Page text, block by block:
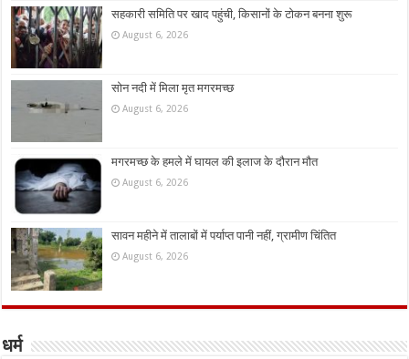
सहकारी समिति पर खाद पहुंची, किसानों के टोकन बनना शुरू
August 6, 2026
सोन नदी में मिला मृत मगरमच्छ
August 6, 2026
मगरमच्छ के हमले में घायल की इलाज के दौरान मौत
August 6, 2026
सावन महीने में तालाबों में पर्याप्त पानी नहीं, ग्रामीण चिंतित
August 6, 2026
धर्म